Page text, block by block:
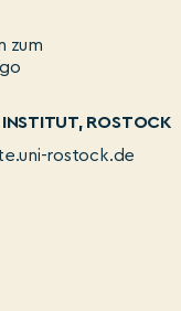
INSTITUT, ROSTOCK
rostock.de